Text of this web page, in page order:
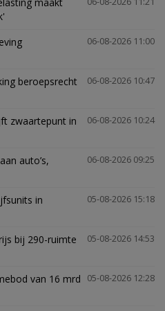
06-08-2026 11:00
06-08-2026 10:47
beroepsrecht
06-08-2026 10:24
zwaartepunt in
06-08-2026 09:25
auto’s,
05-08-2026 15:18
in
05-08-2026 14:53
bij 290-ruimte
05-08-2026 12:28
van 16 mrd